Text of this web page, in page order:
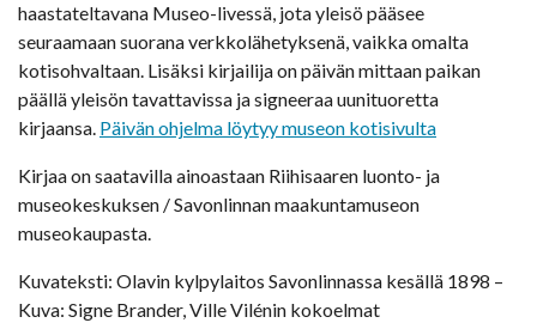
haastateltavana Museo-livessä, jota yleisö pääsee
seuraamaan suorana verkkolähetyksenä, vaikka omalta
kotisohvaltaan. Lisäksi kirjailija on päivän mittaan paikan
päällä yleisön tavattavissa ja signeeraa uunituoretta
kirjaansa. Päivän ohjelma löytyy museon kotisivulta
Kirjaa on saatavilla ainoastaan Riihisaaren luonto- ja
museokeskuksen / Savonlinnan maakuntamuseon
museokaupasta.
Kuvateksti: Olavin kylpylaitos Savonlinnassa kesällä 1898 –
Kuva: Signe Brander, Ville Vilénin kokoelmat